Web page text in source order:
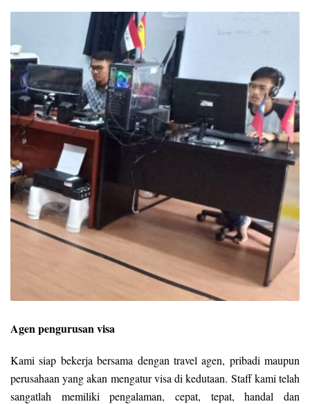
Agen pengurusan visa
Kami siap bekerja bersama dengan travel agen, pribadi maupun
perusahaan yang akan mengatur visa di kedutaan. Staff kami telah
sangatlah memiliki pengalaman, cepat, tepat, handal dan